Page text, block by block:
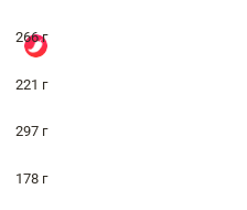
266 г
221 г
297 г
178 г